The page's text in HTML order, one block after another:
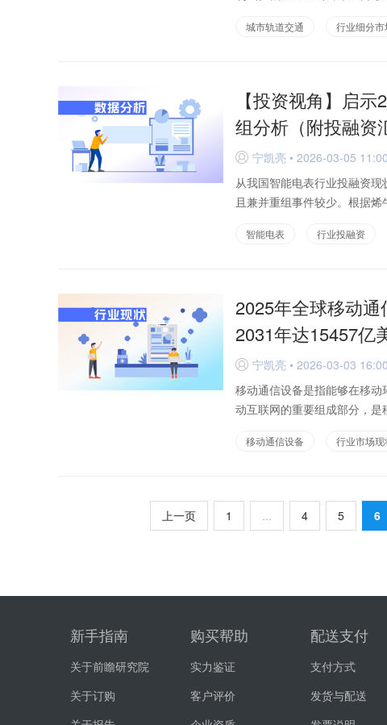
城市轨道交通 行业细分市
【投资视角】启
组分析（附投融资
D 宁凯亮 • 2026-03-05 11:00
从我国智能电表行业投融资
且兼并重组事件较少。根据
智能电表 行业投融资
2025年全球移动
2031年达15457亿
D 宁凯亮 • 2026-03-03 16:00
移动通信设备是指能够在移
动互联网的重要组成部分，
移动通信设备 行业市场现
上一页 1 ... 4 5 6
新手指南
关于前瞻研究院
关于订购
购买帮助
实力鉴证
客户评价
配送支付
支付方式
发货与配送